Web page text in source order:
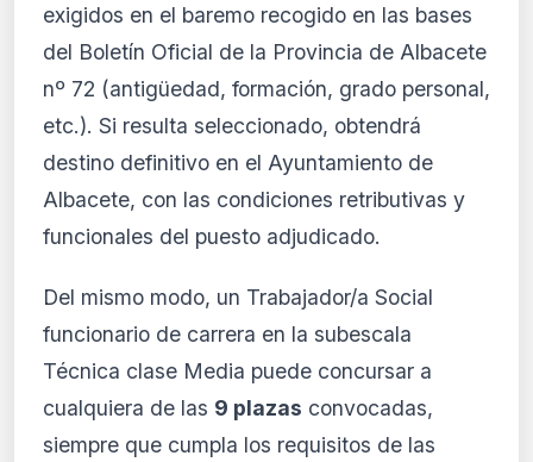
exigidos en el baremo recogido en las bases
del Boletín Oficial de la Provincia de Albacete
nº 72 (antigüedad, formación, grado personal,
etc.). Si resulta seleccionado, obtendrá
destino definitivo en el Ayuntamiento de
Albacete, con las condiciones retributivas y
funcionales del puesto adjudicado.
Del mismo modo, un Trabajador/a Social
funcionario de carrera en la subescala
Técnica clase Media puede concursar a
cualquiera de las 9 plazas convocadas,
siempre que cumpla los requisitos de las